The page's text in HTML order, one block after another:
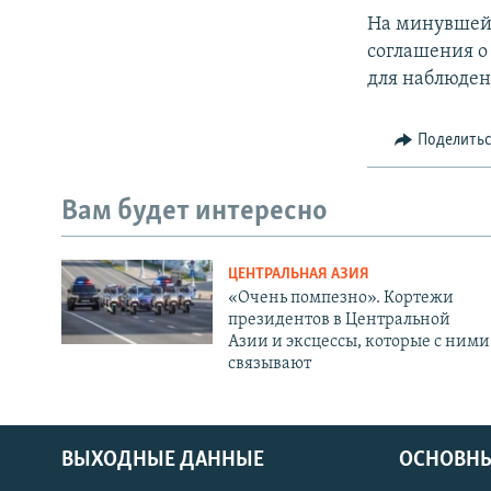
На минувшей
соглашения
для
Вам будет интересно
ЦЕНТРАЛЬНАЯ АЗИЯ
«Очень помпезно». Кортежи
президентов в Центральной
Азии и эксцессы, которые с ними
связывают
ВЫХОДНЫЕ ДАННЫЕ